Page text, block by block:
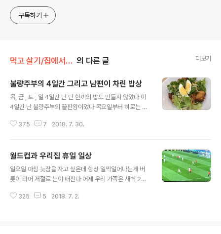
구독하기
먹고 살기/집에서 먹기 의 다른 글 더보기
불량주부의 4일간 그리고 남편이 차린 밥상
목, 금 , 토 , 일 4일간 난 단 한끼의 밥도 만들지 않았다 이
4일간 난 불량주부의 끝판왕이었다 목요일부터 히로는 학
1박2일의 짧은 국내 출장을 떠났다 목, 금, 토 3일간 난 휴
었고 아침은 건너 뛰고 점심은 집에 있던 빵 으로 때우고 저
녁은 레스토랑에 가서 혼밥 혼밥이 그다지 유쾌하지는 않
지만 그것도 런치가 아닌 저녁의 혼밥이라 .. 그래도 밥 하
요일 하루 그렇게 보냈다 금요일 아침 늦게까지 자고 일어
375 7 2018. 7. 30.
월드컵과 우리집 휴일 일상
일요일 아침 늦잠을 자고 싶은데 항상 일찍일어나는게 버
릇이 되어 저절로 눈이 떠진다 어제 우리 가족은 새벽 2시
는 좀처럼 일어 날줄을 모르고 ... 고 2인 히로는 금요일부
325 5 2018. 7. 2.